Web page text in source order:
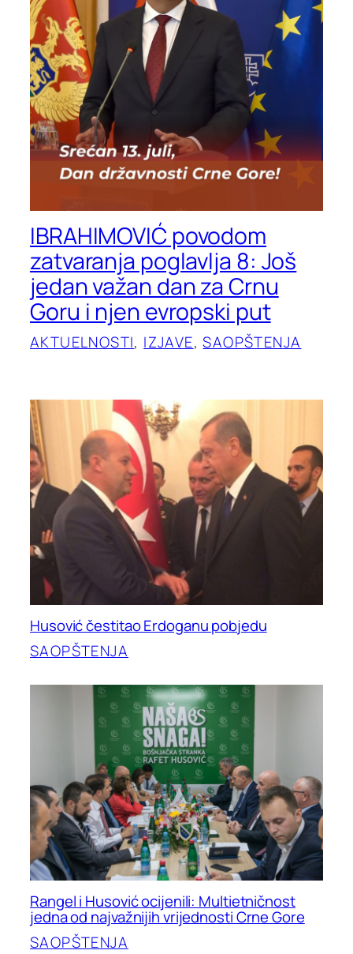
IBRAHIMOVIĆ povodom
zatvaranja poglavlja 8: Još
jedan važan dan za Crnu
Goru i njen evropski put
AKTUELNOSTI, IZJAVE, SAOPŠTENJA
Husović čestitao Erdoganu pobjedu
SAOPŠTENJA
Rangel i Husović ocijenili: Multietničnost
jedna od najvažnijih vrijednosti Crne Gore
SAOPŠTENJA